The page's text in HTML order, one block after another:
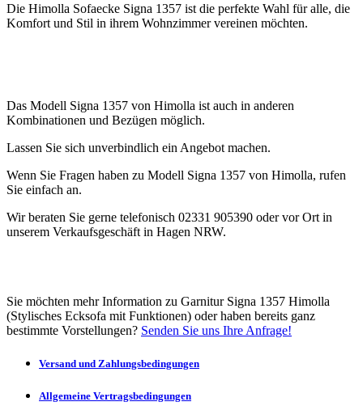
Die Himolla Sofaecke Signa 1357 ist die perfekte Wahl für alle, die
Komfort und Stil in ihrem Wohnzimmer vereinen möchten.
Das Modell Signa 1357 von Himolla ist auch in anderen
Kombinationen und Bezügen möglich.
Lassen Sie sich unverbindlich ein Angebot machen.
Wenn Sie Fragen haben zu Modell Signa 1357 von Himolla, rufen
Sie einfach an.
Wir beraten Sie gerne telefonisch 02331 905390 oder vor Ort in
unserem Verkaufsgeschäft in Hagen NRW.
Sie möchten mehr Information zu Garnitur Signa 1357 Himolla
(Stylisches Ecksofa mit Funktionen) oder haben bereits ganz
bestimmte Vorstellungen? Senden Sie uns Ihre Anfrage!
Versand und Zahlungsbedingungen
Allgemeine Vertragsbedingungen